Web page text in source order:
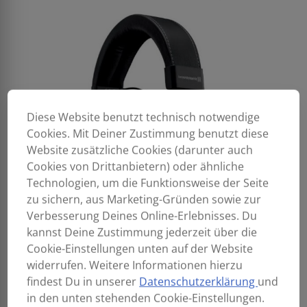
Diese Website benutzt technisch notwendige
Cookies. Mit Deiner Zustimmung benutzt diese
Website zusätzliche Cookies (darunter auch
Cookies von Drittanbietern) oder ähnliche
Technologien, um die Funktionsweise der Seite
zu sichern, aus Marketing-Gründen sowie zur
Verbesserung Deines Online-Erlebnisses. Du
kannst Deine Zustimmung jederzeit über die
Cookie-Einstellungen unten auf der Website
widerrufen. Weitere Informationen hierzu
findest Du in unserer Datenschutzerklärung und
in den unten stehenden Cookie-Einstellungen.